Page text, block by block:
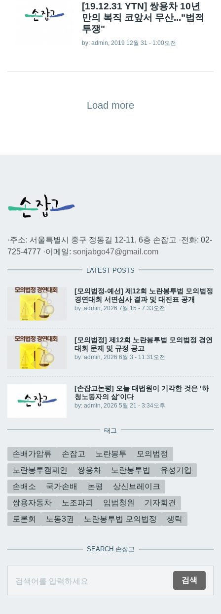
[19.12.31 YTN] 쌍용차 10년
만의 복직 코앞서 무산..."법적
투쟁"
by: admin , 2019 12월 31 - 1:00오전
Load more
·주소: 서울특별시 중구 정동길 12-11, 6층 손잡고 ·전화: 02-
725-4777 ·이메일: sonjabgo47@gmail.com
LATEST POSTS
[모의법정-예선] 제12회 노란봉투법 모의법정
경연대회 서면심사 결과 및 대진표 공개
by: admin, 2026 7월 15 - 7:33오전
[모의법정] 제12회 노란봉투법 모의법정 경연
대회 문제 및 규정 공고
by: admin, 2026 6월 3 - 11:31오전
[손잡고논평] 오늘 대법원이 기각한 것은 ‘하
청노동자의 삶’이다
by: admin, 2026 5월 21 - 3:34오후
태그
손배가압류 손잡고 노란봉투
모의법정
노란봉투캠페인
쌍용차 노란봉투법
유성기업
손배소
국가손배 논평
상신브레이크
쌍용자동차
노조파괴 입법청원
기자회견
토론회
노동3권 노란봉투법 모의법정 생탁
SEARCH 손잡고